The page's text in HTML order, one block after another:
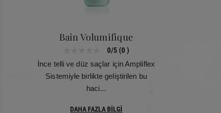
Bain Volumifique
0/5 (0 )
İnce telli ve düz saçlar için Ampliflex
Sistemiyle birlikte geliştirilen bu
haci...
DAHA FAZLA BİLGİ